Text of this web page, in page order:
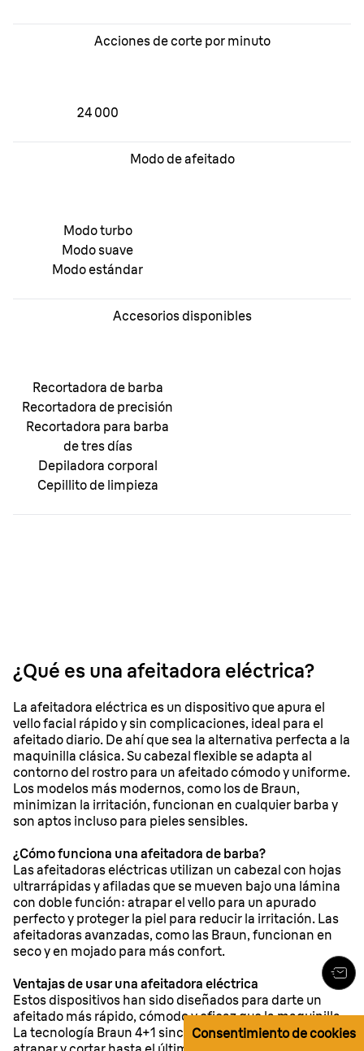
Acciones de corte por minuto
24 000
Modo de afeitado
Modo turbo
Modo suave
Modo estándar
Accesorios disponibles
Recortadora de barba
Recortadora de precisión
Recortadora para barba
de tres días
Depiladora corporal
Cepillito de limpieza
¿Qué es una afeitadora eléctrica?
La afeitadora eléctrica es un dispositivo que apura el
vello facial rápido y sin complicaciones, ideal para el
afeitado diario. De ahí que sea la alternativa perfecta a la
maquinilla clásica. Su cabezal flexible se adapta al
contorno del rostro para un afeitado cómodo y uniforme.
Los modelos más modernos, como los de Braun,
minimizan la irritación, funcionan en cualquier barba y
son aptos incluso para pieles sensibles.
¿Cómo funciona una afeitadora de barba?
Las afeitadoras eléctricas utilizan un cabezal con hojas
ultrarrápidas y afiladas que se mueven bajo una lámina
con doble función: atrapar el vello para un apurado
perfecto y proteger la piel para reducir la irritación. Las
afeitadoras avanzadas, como las Braun, funcionan en
seco y en mojado para más confort.
Ventajas de usar una afeitadora eléctrica
Estos dispositivos han sido diseñados para darte un
afeitado más rápido, cómodo y eficaz que la maquinilla.
La tecnología Braun 4+1 sincroniza varias láminas para
Consentimiento de cookies